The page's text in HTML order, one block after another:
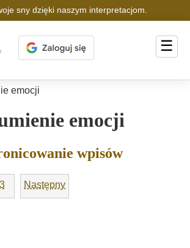
sny dzięki naszym interpretacjom.
☰
emocji
emocji
wpisów
3 Następny